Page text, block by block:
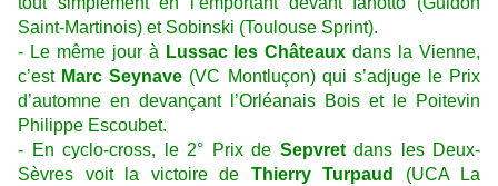
Saint-Martinois) et Sobinski (Toulouse Sprint).
- Le même jour à Lussac les Châteaux dans la Vienne,
c’est Marc Seynave (VC Montluçon) qui s’adjuge le Prix
d’automne en devançant l’Orléanais Bois et le Poitevin
Philippe Escoubet.
- En cyclo-cross, le 2° Prix de Sepvretdans les Deux-
Sèvres voit la victoire de Thierry Turpaud
(UCA La